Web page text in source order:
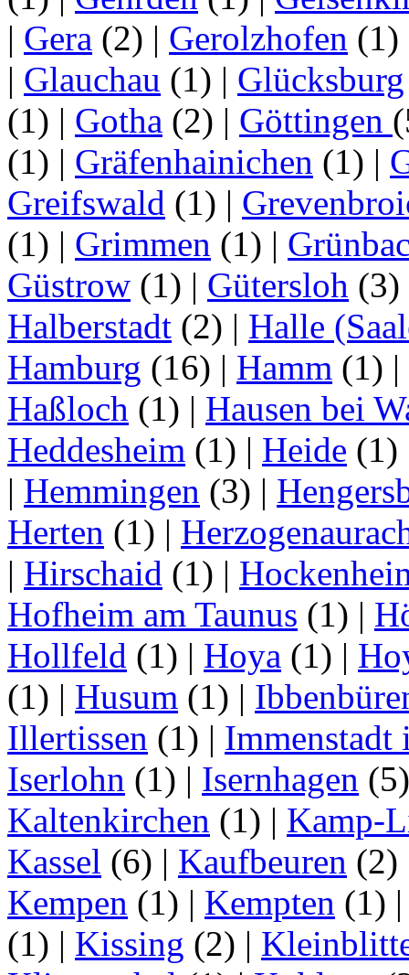
| Gera (2) | Gerolzhofen (1)
| Glauchau (1) | Glücksburg
(1) | Gotha (2) | Göttingen
(1) | Gräfenhainichen (1) |
Greifswald (1) |
(1) | Grimmen (1) |
Güstrow (1) | Gütersloh (3)
Halberstadt (2) | Halle
Hamburg (16) | Hamm (1) |
Haßloch (1) | Hausen bei
Heddesheim (1) | Heide (1)
| Hemmingen (3) |
Herten (1) |
| Hirschaid (1) |
Hofheim am Taunus (1) |
Hollfeld (1) | Hoya (1) |
(1) | Husum (1) |
Illertissen (1) | Immenstadt
Iserlohn (1) | Isernhagen
Kaltenkirchen (1) | Kamp-
Kassel (6) | Kaufbeuren (2)
Kempen (1) | Kempten (1)
(1) | Kissing (2) |